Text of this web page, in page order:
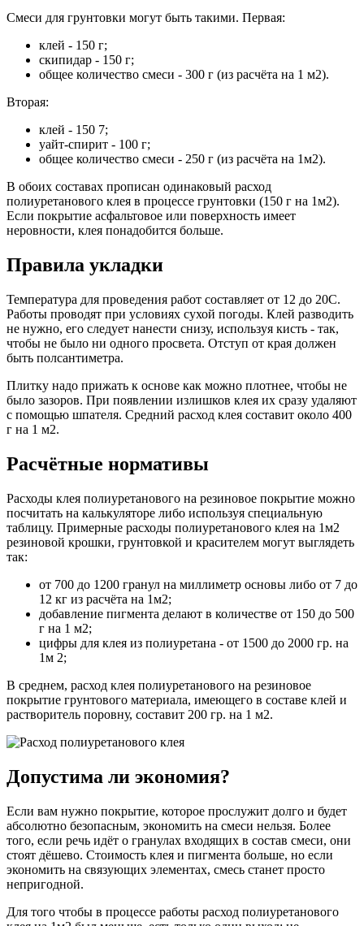
Смеси для грунтовки могут быть такими. Первая:
клей - 150 г;
скипидар - 150 г;
общее количество смеси - 300 г (из расчёта на 1 м2).
Вторая:
клей - 150 7;
уайт-спирит - 100 г;
общее количество смеси - 250 г (из расчёта на 1м2).
В обоих составах прописан одинаковый расход
полиуретанового клея в процессе грунтовки (150 г на 1м2).
Если покрытие асфальтовое или поверхность имеет
неровности, клея понадобится больше.
Правила укладки
Температура для проведения работ составляет от 12 до 20С.
Работы проводят при условиях сухой погоды. Клей разводить
не нужно, его следует нанести снизу, используя кисть - так,
чтобы не было ни одного просвета. Отступ от края должен
быть полсантиметра.
Плитку надо прижать к основе как можно плотнее, чтобы не
было зазоров. При появлении излишков клея их сразу удаляют
с помощью шпателя. Средний расход клея составит около 400
г на 1 м2.
Расчётные нормативы
Расходы клея полиуретанового на резиновое покрытие можно
посчитать на калькуляторе либо используя специальную
таблицу. Примерные расходы полиуретанового клея на 1м2
резиновой крошки, грунтовкой и красителем могут выглядеть
так:
от 700 до 1200 гранул на миллиметр основы либо от 7 до
12 кг из расчёта на 1м2;
добавление пигмента делают в количестве от 150 до 500
г на 1 м2;
цифры для клея из полиуретана - от 1500 до 2000 гр. на
1м 2;
В среднем, расход клея полиуретанового на резиновое
покрытие грунтового материала, имеющего в составе клей и
растворитель поровну, составит 200 гр. на 1 м2.
Допустима ли экономия?
Если вам нужно покрытие, которое прослужит долго и будет
абсолютно безопасным, экономить на смеси нельзя. Более
того, если речь идёт о гранулах входящих в состав смеси, они
стоят дёшево. Стоимость клея и пигмента больше, но если
экономить на связующих элементах, смесь станет просто
непригодной.
Для того чтобы в процессе работы расход полиуретанового